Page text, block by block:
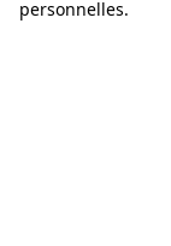
personnelles.